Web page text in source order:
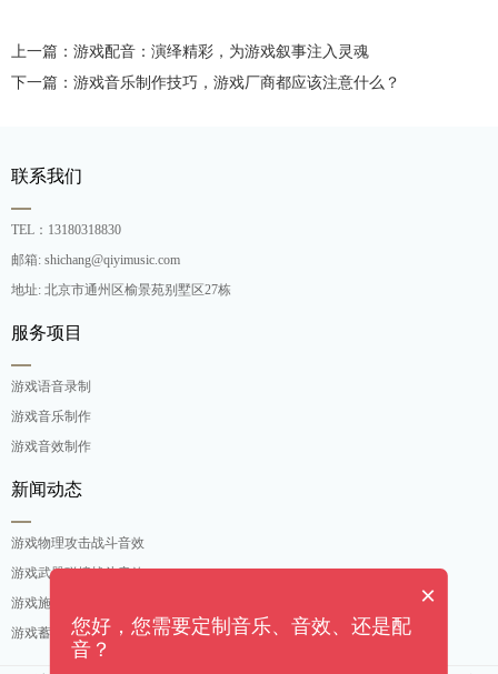
上一篇：游戏配音：演绎精彩，为游戏叙事注入灵魂
下一篇：游戏音乐制作技巧，游戏厂商都应该注意什么？
联系我们
TEL：13180318830
邮箱: shichang@qiyimusic.com
地址: 北京市通州区榆景苑别墅区27栋
服务项目
游戏语音录制
游戏音乐制作
游戏音效制作
新闻动态
游戏物理攻击战斗音效
游戏武器碰撞战斗音效
游戏施法吟唱战斗音效
游戏蓄力攻击战斗音效
×
您好，您需要定制音乐、音效、还是配
音？